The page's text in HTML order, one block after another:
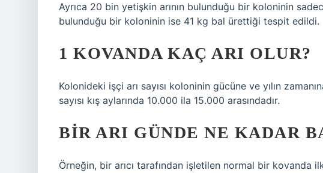
Ayrıca 20 bin yetişkin arının bulunduğu bir koloninin
bulunduğu bir koloninin ise 41 kg bal ürettiği tespit edildi.
1 KOVANDA KAÇ ARI OLUR?
Kolonideki işçi arı sayısı koloninin gücüne ve yılın
sayısı kış aylarında 10.000 ila 15.000 arasındadır.
BIR ARI GÜNDE NE KADAR
Örneğin, bir arıcı tarafından işletilen normal bir kovanda